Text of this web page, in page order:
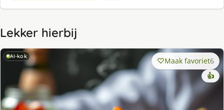
Lekker hierbij
AI-kok Maak favoriet6
👍